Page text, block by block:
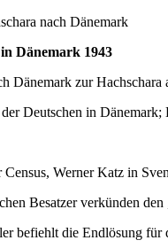
nach Dänemark
Dänemark 1943
Dänemark zur Hachschara
Deutschen in
Census, Werner Katz in
Besatzer verkünden
befiehlt die Endlösung für